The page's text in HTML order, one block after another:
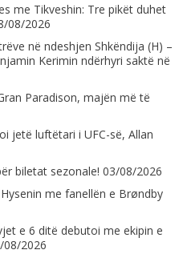
me Tikveshin: Tre pikët duhet
08/2026
në ndeshjen Shkëndija (H) –
Kerimin ndërhyri saktë në
Paradison, majën më të
jetë luftëtari i UFC-së, Allan
biletat sezonale! 03/08/2026
me fanellën e Brøndby
e 6 ditë debutoi me ekipin e
08/2026